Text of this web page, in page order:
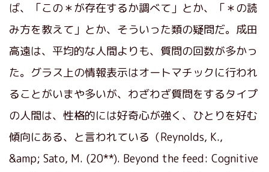
ば、「この＊が存在するか調べて」とか、「＊の読
み方を教えて」とか、そういった類の疑問だ。成田
高遠は、平均的な人間よりも、質問の回数が多かっ
た。グラス上の情報表示はオートマチックに行われ
ることがいまや多いが、わざわざ質問をするタイプ
の人間は、性格的には好奇心が強く、ひとりを好む
傾向にある、と言われている（Reynolds, K.,
&amp; Sato, M. (20**). Beyond the feed: Cognitive